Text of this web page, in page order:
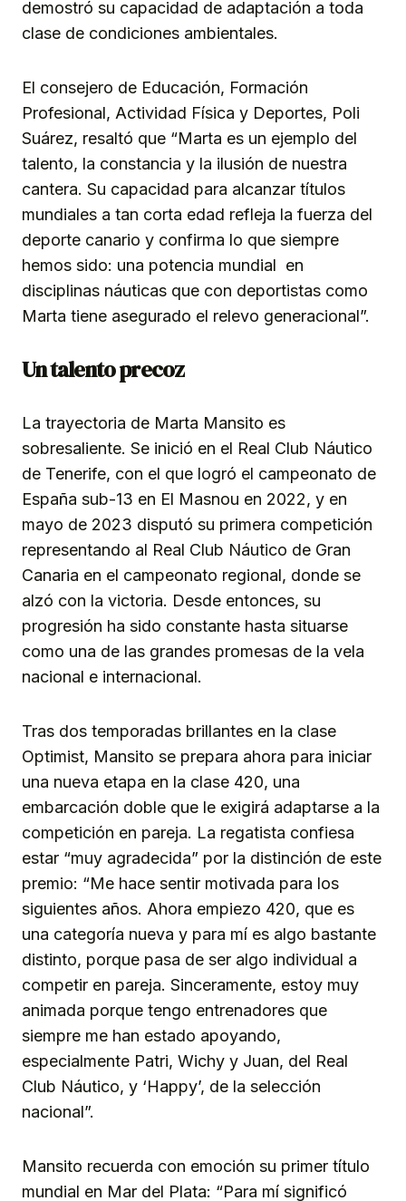
demostró su capacidad de adaptación a toda
clase de condiciones ambientales.
El consejero de Educación, Formación
Profesional, Actividad Física y Deportes, Poli
Suárez, resaltó que “Marta es un ejemplo del
talento, la constancia y la ilusión de nuestra
cantera. Su capacidad para alcanzar títulos
mundiales a tan corta edad refleja la fuerza del
deporte canario y confirma lo que siempre
hemos sido: una potencia mundial en
disciplinas náuticas que con deportistas como
Marta tiene asegurado el relevo generacional”.
Un talento precoz
La trayectoria de Marta Mansito es
sobresaliente. Se inició en el Real Club Náutico
de Tenerife, con el que logró el campeonato de
España sub-13 en El Masnou en 2022, y en
mayo de 2023 disputó su primera competición
representando al Real Club Náutico de Gran
Canaria en el campeonato regional, donde se
alzó con la victoria. Desde entonces, su
progresión ha sido constante hasta situarse
como una de las grandes promesas de la vela
nacional e internacional.
Tras dos temporadas brillantes en la clase
Optimist, Mansito se prepara ahora para iniciar
una nueva etapa en la clase 420, una
embarcación doble que le exigirá adaptarse a la
competición en pareja. La regatista confiesa
estar “muy agradecida” por la distinción de este
premio: “Me hace sentir motivada para los
siguientes años. Ahora empiezo 420, que es
una categoría nueva y para mí es algo bastante
distinto, porque pasa de ser algo individual a
competir en pareja. Sinceramente, estoy muy
animada porque tengo entrenadores que
siempre me han estado apoyando,
especialmente Patri, Wichy y Juan, del Real
Club Náutico, y ‘Happy’, de la selección
nacional”.
Mansito recuerda con emoción su primer título
mundial en Mar del Plata: “Para mí significó